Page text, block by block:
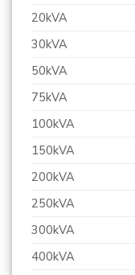
20kVA
30kVA
50kVA
75kVA
100kVA
150kVA
200kVA
250kVA
300kVA
400kVA